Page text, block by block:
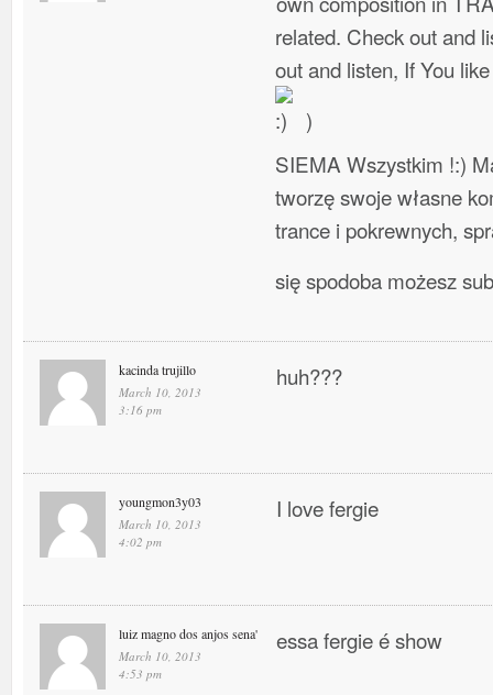
related. Check out and
out and listen, If You
)
SIEMA Wszystkim !:)
tworzę swoje własne
trance i pokrewnych,
się spodoba możesz
kacinda trujillo
March 10, 2013
3:16 pm
huh???
youngmon3y03
March 10, 2013
4:02 pm
I love fergie
luiz magno dos anjos sena'
March 10, 2013
4:53 pm
essa fergie é show